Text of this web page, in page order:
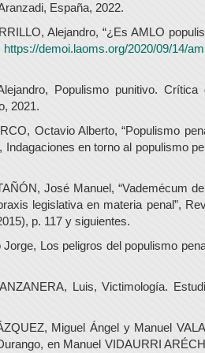
España, 2022.
Alejandro, “¿Es AMLO
https://demoi.laoms.org/2020/09/14/
Populismo punitivo.
2021.
Octavio Alberto, “Populismo
Indagaciones en torno al populismo
José Manuel, “Vademécum
legislativa en materia penal”,
p. 117 y siguientes.
Jorge, Los peligros del populismo
Luis, Victimología.
Miguel Ángel y Manuel
en Manuel VIDAURRI